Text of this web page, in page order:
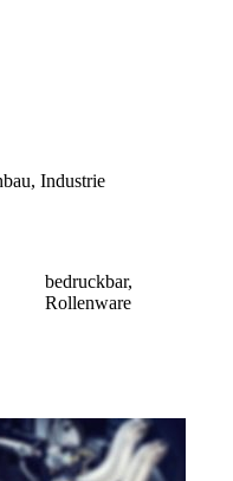
Industrie
bedruckbar,
Rollenware